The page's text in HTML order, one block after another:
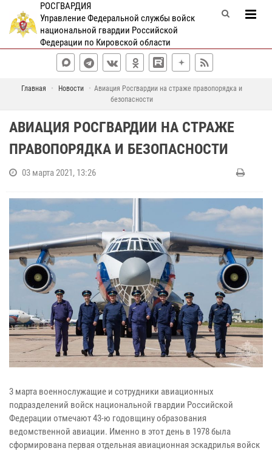
РОСГВАРДИЯ
Управление Федеральной службы войск
национальной гвардии Российской
Федерации по Кировской области
Главная Новости
Авиация Росгвардии на страже правопорядка и
безопасности
АВИАЦИЯ РОСГВАРДИИ НА СТРАЖЕ
ПРАВОПОРЯДКА И БЕЗОПАСНОСТИ
03 марта 2021, 13:26
3 марта военнослужащие и сотрудники авиационных
подразделений войск национальной гвардии Российской
Федерации отмечают 43-ю годовщину образования
ведомственной авиации. Именно в этот день в 1978 была
сформирована первая отдельная авиационная эскадрилья войск